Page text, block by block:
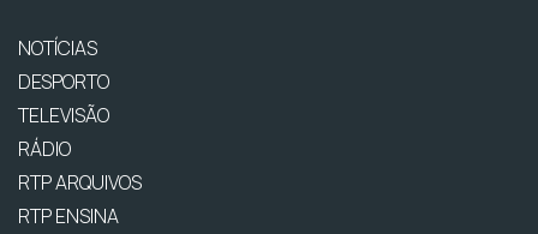
NOTÍCIAS
DESPORTO
TELEVISÃO
RÁDIO
RTP ARQUIVOS
RTP ENSINA